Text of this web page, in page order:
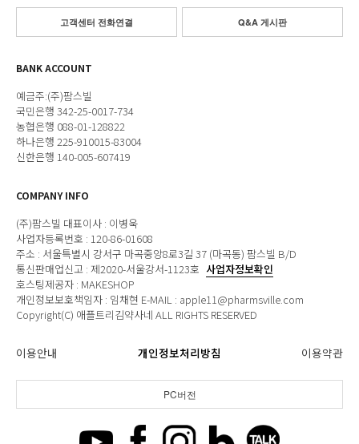
고객센터 전화연결 Q&A 게시판
BANK ACCOUNT
예금주:(주)팜스빌
국민은행 342-25-0017-734
농협은행 088-01-128822
하나은행 225-910015-83004
신한은행 140-005-607419
COMPANY INFO
(주)팜스빌 대표이사 : 이병욱
사업자등록번호 : 120-86-01608
주소 : 서울특별시 강서구 마곡중앙8로3길 37 (마곡동) 팜스빌 B/D
통신판매업신고 : 제2020-서울강서-1123호 사업자정보확인
호스팅제공자 : MAKESHOP
개인정보보호책임자 : 임채현 E-MAIL : apple11@pharmsville.com
Copyright(C) 애플트리김약사네 ALL RIGHTS RESERVED
이용안내 개인정보처리방침 이용약관
PC버전